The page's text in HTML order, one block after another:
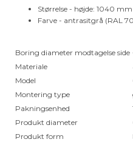
Størrelse - højde: 1040 mm
Farve - antrasitgrå (RAL
Boring diameter modtagelse side
Materiale
Model
Montering type
Pakningsenhed
Produkt diameter
Produkt form